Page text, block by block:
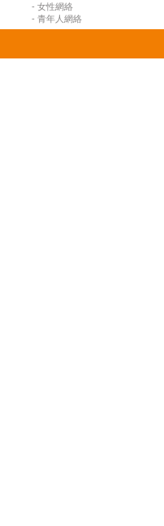
- 女性網絡
- 青年人網絡